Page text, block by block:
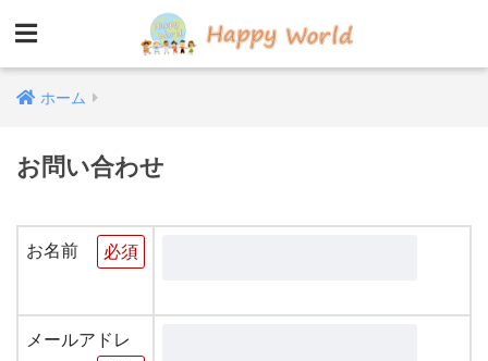
ホーム
お問い合わせ
お名前 必須
メールアドレ